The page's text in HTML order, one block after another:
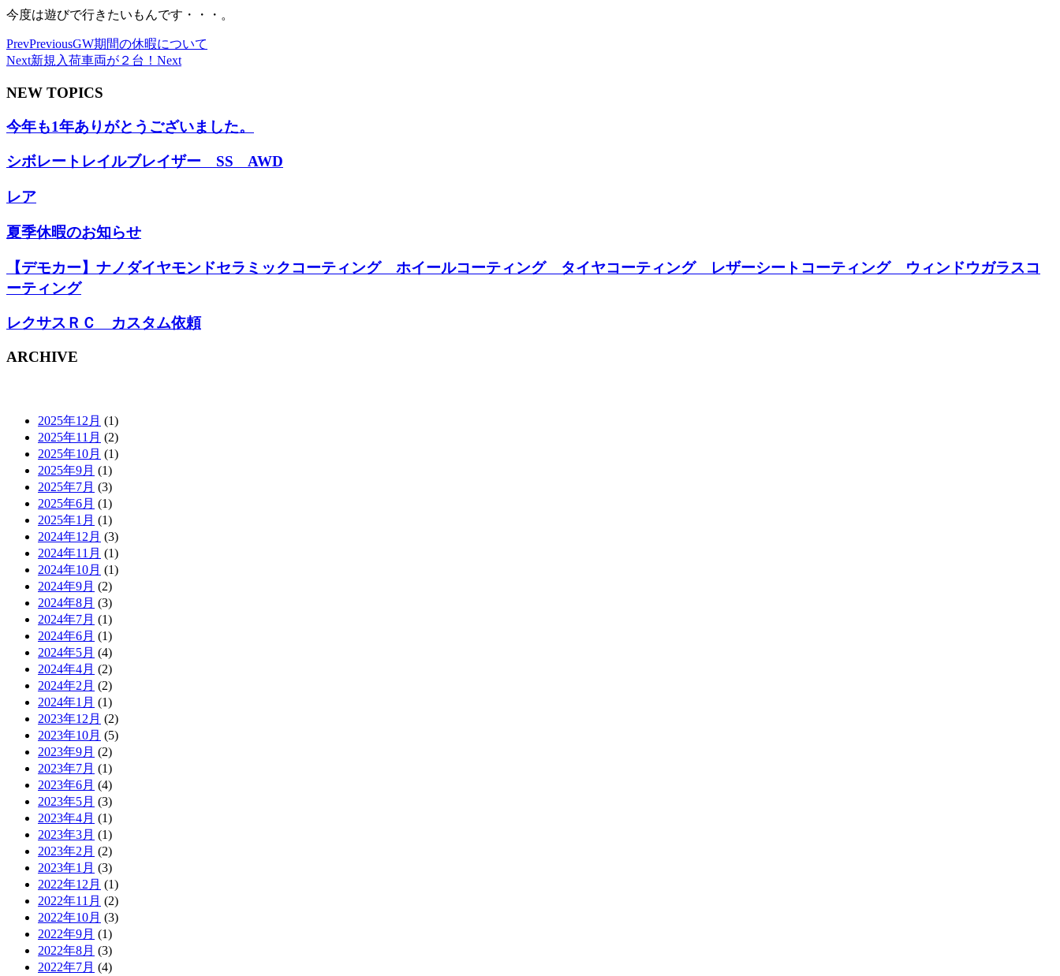
今度は遊びで行きたいもんです・・・。
PrevPreviousGW期間の休暇について
Next新規入荷車両が２台！ Next
NEW TOPICS
今年も1年ありがとうございました。
シボレートレイルブレイザー SS AWD
レア
夏季休暇のお知らせ
【デモカー】ナノダイヤモンドセラミックコーティング ホイールコーティング タイヤコーティング レザーシートコーティング ウィンドウガラスコ
ーティング
レクサスＲＣ カスタム依頼
ARCHIVE
2025年12月 (1)
2025年11月 (2)
2025年10月 (1)
2025年9月 (1)
2025年7月 (3)
2025年6月 (1)
2025年1月 (1)
2024年12月 (3)
2024年11月 (1)
2024年10月 (1)
2024年9月 (2)
2024年8月 (3)
2024年7月 (1)
2024年6月 (1)
2024年5月 (4)
2024年4月 (2)
2024年2月 (2)
2024年1月 (1)
2023年12月 (2)
2023年10月 (5)
2023年9月 (2)
2023年7月 (1)
2023年6月 (4)
2023年5月 (3)
2023年4月 (1)
2023年3月 (1)
2023年2月 (2)
2023年1月 (3)
2022年12月 (1)
2022年11月 (2)
2022年10月 (3)
2022年9月 (1)
2022年8月 (3)
2022年7月 (4)